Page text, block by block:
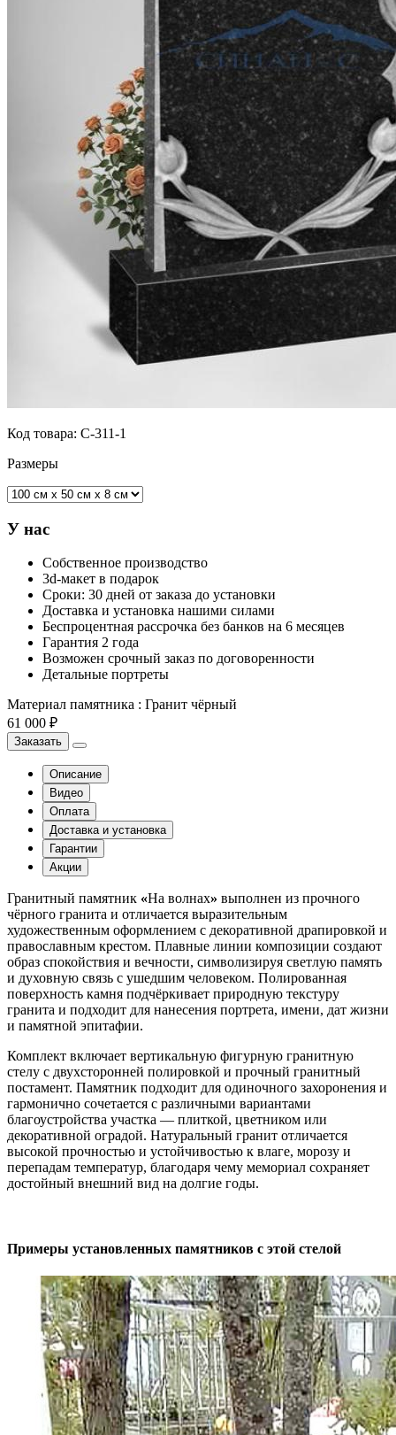
Код товара: С-311-1
Размеры
У нас
Собственное производство
3d-макет в подарок
Сроки: 30 дней от заказа до установки
Доставка и установка нашими силами
Беспроцентная рассрочка без банков на 6 месяцев
Гарантия 2 года
Возможен срочный заказ по договоренности
Детальные портреты
Материал памятника : Гранит чёрный
61 000 ₽
Заказать
Описание
Видео
Оплата
Доставка и установка
Гарантии
Акции
Гранитный памятник «На волнах» выполнен из прочного
чёрного гранита и отличается выразительным
художественным оформлением с декоративной драпировкой и
православным крестом. Плавные линии композиции создают
образ спокойствия и вечности, символизируя светлую память
и духовную связь с ушедшим человеком. Полированная
поверхность камня подчёркивает природную текстуру
гранита и подходит для нанесения портрета, имени, дат жизни
и памятной эпитафии.
Комплект включает вертикальную фигурную гранитную
стелу с двухсторонней полировкой и прочный гранитный
постамент. Памятник подходит для одиночного захоронения и
гармонично сочетается с различными вариантами
благоустройства участка — плиткой, цветником или
декоративной оградой. Натуральный гранит отличается
высокой прочностью и устойчивостью к влаге, морозу и
перепадам температур, благодаря чему мемориал сохраняет
достойный внешний вид на долгие годы.
Примеры установленных памятников с этой стелой